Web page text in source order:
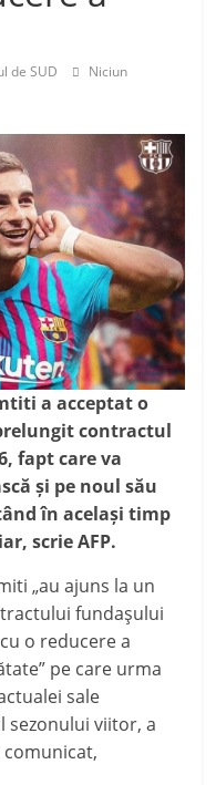
de SUD
Niciun
a acceptat o
contractul
fapt care va
şi pe noul său
în acelaşi timp
scrie AFP.
„au ajuns la un
fundaşului
o reducere a
pe care urma
sale
sezonului viitor, a